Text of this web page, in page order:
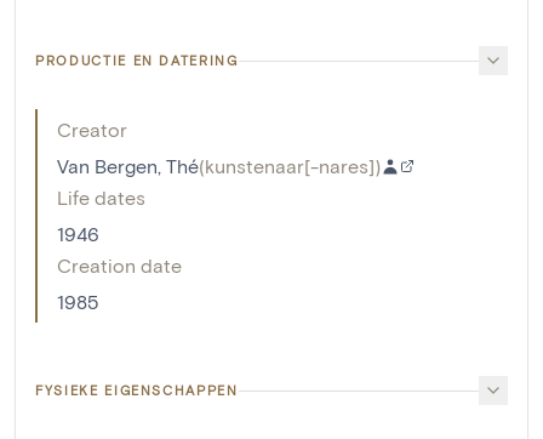
PRODUCTIE EN DATERING
Creator
Van Bergen, Thé(kunstenaar[-nares])
Life dates
1946
Creation date
1985
FYSIEKE EIGENSCHAPPEN